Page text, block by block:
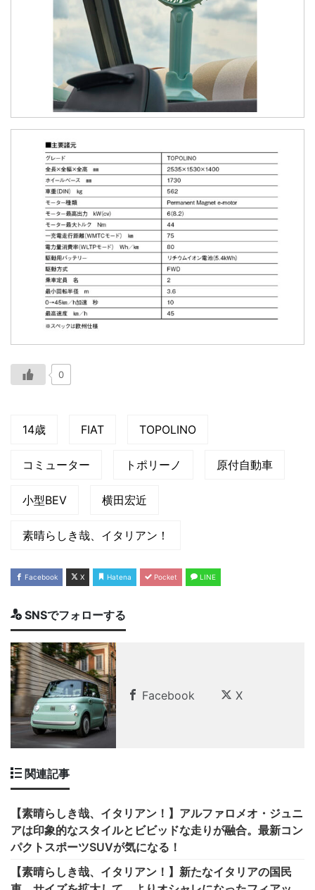
0
14歳 FIAT TOPOLINO
コミューター トポリーノ 原付自動車
小型BEV 横田宏近
素晴らしき哉、イタリアン！
Facebook X Hatena Pocket LINE
SNSでフォローする
Facebook X
関連記事
【素晴らしき哉、イタリアン！】アルファロメオ・ジュニ
アは印象的なスタイルとビビッドな走りが融合。最新コン
パクトスポーツSUVが気になる！
【素晴らしき哉、イタリアン！】新たなイタリアの国民